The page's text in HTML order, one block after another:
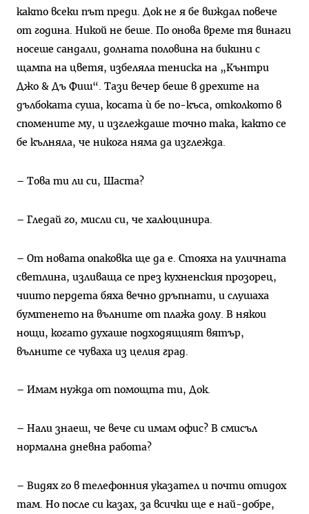
както всеки път преди. Док не я бе виждал повече
от година. Никой не беше. По онова време тя винаги
носеше сандали, долната половина на бикини с
щампа на цветя, избеляла тениска на „Кънтри
Джо & Дъ Фиш“. Тази вечер беше в дрехите на
дълбоката суша, косата ѝ бе по-къса, отколкото в
спомените му, и изглеждаше точно така, както се
бе кълняла, че никога няма да изглежда.
– Това ти ли си, Шаста?
– Гледай го, мисли си, че халюцинира.
– От новата опаковка ще да е. Стояха на уличната
светлина, изливаща се през кухненския прозорец,
чиито пердета бяха вечно дръпнати, и слушаха
бумтенето на вълните от плажа долу. В някои
нощи, когато духаше подходящият вятър,
вълните се чуваха из целия град.
– Имам нужда от помощта ти, Док.
– Нали знаеш, че вече си имам офис? В смисъл
нормална дневна работа?
– Видях го в телефонния указател и почти отидох
там. Но после си казах, за всички ще е най-добре,